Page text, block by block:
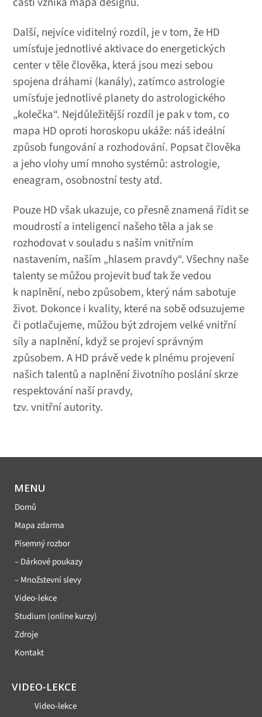
Další, nejvíce viditelný rozdíl, je v tom, že HD
umísťuje jednotlivé aktivace do energetických
center v těle člověka, která jsou mezi sebou
spojena dráhami (kanály), zatímco astrologie
umísťuje jednotlivé planety do astrologického
„kolečka“. Nejdůležitější rozdíl je pak v tom, co
mapa HD oproti horoskopu ukáže: náš ideální
způsob fungování a rozhodování. Popsat člověka
a jeho vlohy umí mnoho systémů: astrologie,
eneagram, osobnostní testy atd.
Pouze HD však ukazuje, co přesně znamená řídit se
moudrostí a inteligencí našeho těla a jak se
rozhodovat v souladu s naším vnitřním
nastavením, naším „hlasem pravdy“. Všechny naše
talenty se můžou projevit buď tak že vedou
k naplnění, nebo způsobem, který nám sabotuje
život. Dokonce i kvality, které na sobě odsuzujeme
či potlačujeme, můžou být zdrojem velké vnitřní
síly a naplnění, když se projeví správným
způsobem. A HD právě vede k plnému projevení
našich talentů a naplnění životního poslání skrze
respektování naší pravdy,
tzv. vnitřní autority.
MENU
Domů
Mapa zdarma
Písemný rozbor
– Dárkové poukazy
– Množstevní slevy
Video-lekce
Studium (online kurzy)
Zdroje
Kontakt
VIDEO-LEKCE
Video-lekce